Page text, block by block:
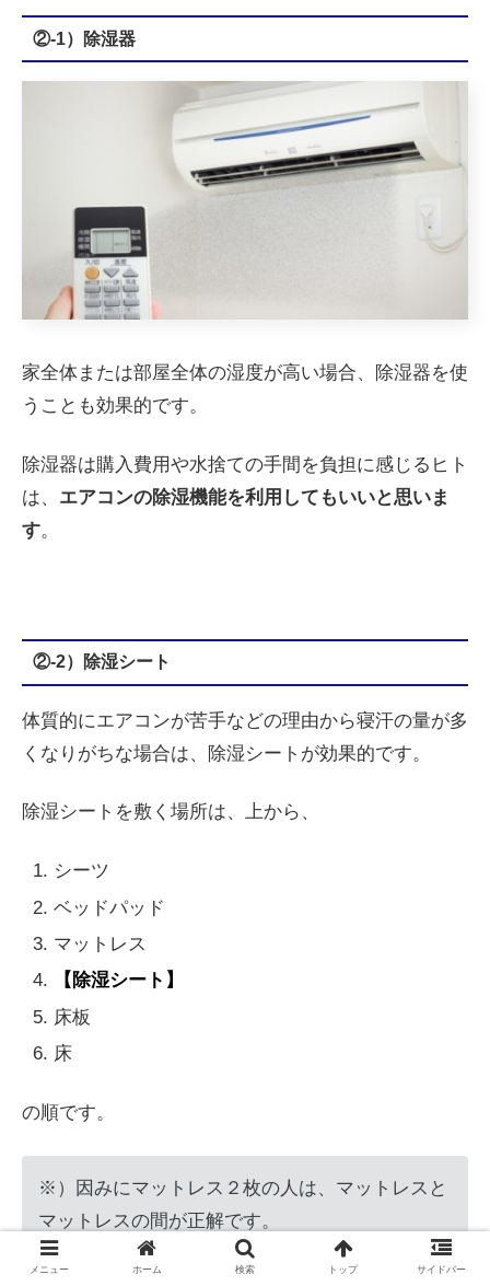
②-1）除湿器
家全体または部屋全体の湿度が高い場合、除湿器を使
うことも効果的です。
除湿器は購入費用や水捨ての手間を負担に感じるヒト
は、 エアコンの除湿機能を利用してもいいと思いま
す。
②-2）除湿シート
体質的にエアコンが苦手などの理由から寝汗の量が多
くなりがちな場合は、除湿シートが効果的です。
除湿シートを敷く場所は、上から、
シーツ
ベッドパッド
マットレス
【除湿シート】
床板
床
の順です。
※）因みにマットレス２枚の人は、マットレスと
マットレスの間が正解です。
メニュー ホーム 検索 トップ サイドバー